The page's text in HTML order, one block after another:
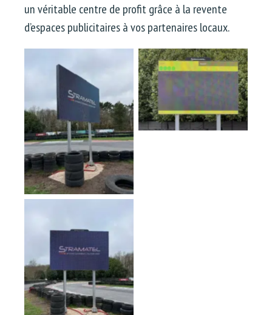
un véritable centre de profit grâce à la revente
d’espaces publicitaires à vos partenaires locaux.